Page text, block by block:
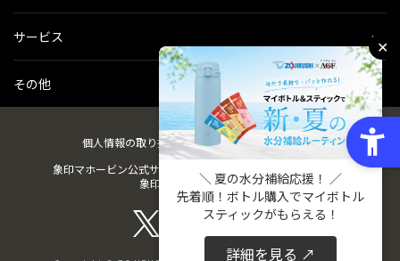
サービス
その他
個人情報の取り扱い会社概要ご利用規約会員規約
象印マホービン公式サイト
象印パーツダイレクト
✕
＼ 夏の水分補給応援！ ／
先着順！ボトル購入でマイボトル
スティックがもらえる！
詳細を見る ↗